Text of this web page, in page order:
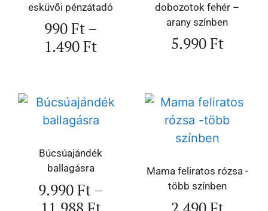
esküvői pénzátadó
990Ft–
1.490Ft
dobozotok fehér –
arany színben
5.990Ft
Búcsúajándék
ballagásra
9.990Ft–
Mama feliratos rózsa -
több színben